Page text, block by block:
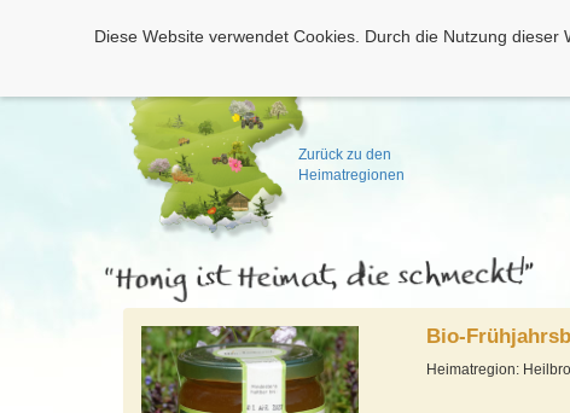
Zurück zu den
Heimatregionen
Diese Website verwendet Cookies. Durch die Nutzung
Bio-
Heimatregion: